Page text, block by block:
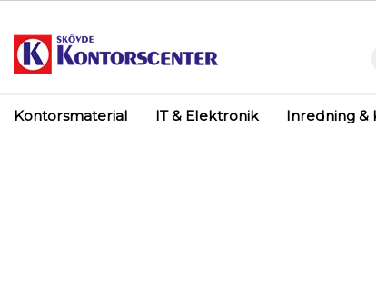
Kontorsmaterial IT & Elektronik Inredning &